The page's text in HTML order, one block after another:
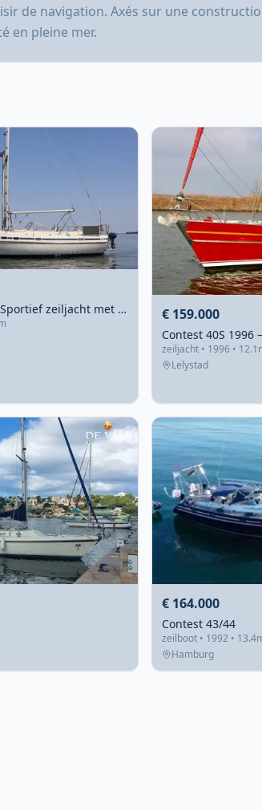
de navigation. Axés sur une
en pleine mer.
Contest 38S 1990 – Sportief zeiljacht met vleugelkiel € 159.000
zeiljacht • 1996 •
Lelystad
€ 164.000
Contest 43/44
zeilboot • 1992 •
Hamburg